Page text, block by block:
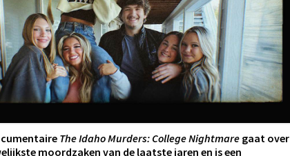
The Idaho Murders: College Nightmaregaat over
moordzaken van de laatste jaren en is een